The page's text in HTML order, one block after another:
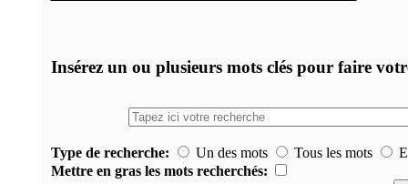
Insérez un ou plusieurs mots clés pour faire
Type de recherche: Un des mots Tous les mots
Mettre en gras les mots recherchés: